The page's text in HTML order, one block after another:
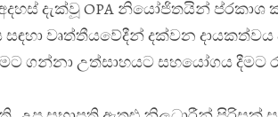
දැක්වූ OPA නියෝජිතයින් ප්රකාශ
වෘත්තීයවේදීන් දක්වන
ගන්නා උත්සාහයට සහයෝගය දීමට